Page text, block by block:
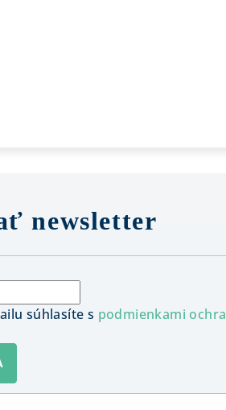
newsletter
súhlasíte s podmienkami